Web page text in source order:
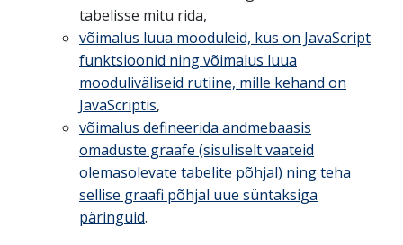
tabelisse mitu rida,
võimalus luua mooduleid, kus on JavaScript
funktsioonid ning võimalus luua
mooduliväliseid rutiine, mille kehand on
JavaScriptis,
võimalus defineerida andmebaasis
omaduste graafe (sisuliselt vaateid
olemasolevate tabelite põhjal) ning teha
sellise graafi põhjal uue süntaksiga
päringuid.